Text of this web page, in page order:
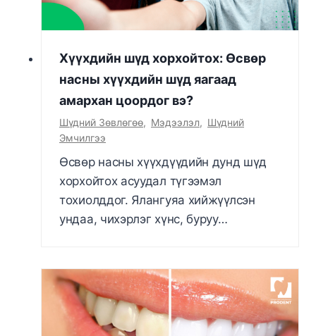
Хүүхдийн шүд хорхойтох: Өсвөр
насны хүүхдийн шүд яагаад
амархан цоордог вэ?
Шүдний Зөвлөгөө, Мэдээлэл, Шүдний
Эмчилгээ
Өсвөр насны хүүхдүүдийн дунд шүд
хорхойтох асуудал түгээмэл
тохиолддог. Ялангуяа хийжүүлсэн
ундаа, чихэрлэг хүнс, буруу…